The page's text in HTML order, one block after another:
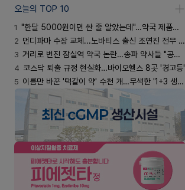
오늘의 TOP 10
1 "한달 5000원이면 싼 줄 알았는데"…약국 제품과 비교해보니
2 먼디파마 수장 교체...노바티스 출신 조연진 전무 내정
3 거리로 번진 잠실역 약국 논란…송파 약사들 "공공성 훼손"
4 코스닥 퇴출 규정 현실화…바이오헬스 8곳 '경고등'
5 이름만 바꾼 '택갈이 약' 수천 개…무색한 '1+3 생동'